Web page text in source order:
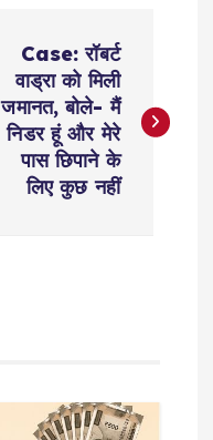
Case: रॉबर्ट
वाड्रा को मिली
जमानत, बोले- मैं
निडर हूं और मेरे
पास छिपाने के
लिए कुछ नहीं